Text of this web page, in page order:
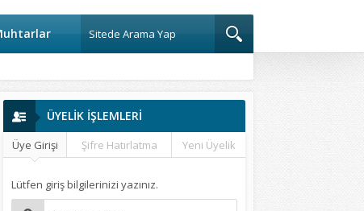
ÜYELİK İŞLEMLERİ
Üye Girişi Şifre Hatırlatma Yeni Üyelik
Lütfen giriş bilgilerinizi yazınız.